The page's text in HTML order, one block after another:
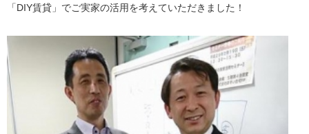
「DIY賃貸」でご実家の活用を考えていただきました！